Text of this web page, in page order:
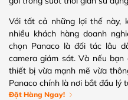
Với tất cả những lợi thế này,
nhiều khách hàng doanh
chọn Panaco là đối tác lâu
camera giám sát. Và nếu
thiết bị vừa mạnh mẽ vừa
Panaco chính là nơi bắt đầu lý
Đặt Hàng Ngay!